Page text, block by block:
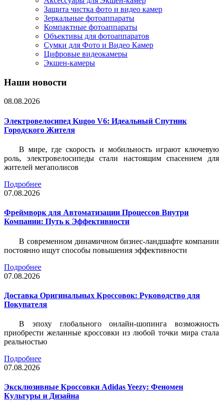
Защита чистка фото и видео камер
Зеркальные фотоаппараты
Компактные фотоаппараты
Объективы для фотоаппаратов
Сумки для Фото и Видео Камер
Цифровые видеокамеры
Экшен-камеры
Наши новости
08.08.2026
Электровелосипед Kugoo V6: Идеальный Спутник
Городского Жителя
В мире, где скорость и мобильность играют ключевую
роль, электровелосипеды стали настоящим спасением для
жителей мегаполисов
Подробнее
07.08.2026
Фреймворк для Автоматизации Процессов Внутри
Компании: Путь к Эффективности
В современном динамичном бизнес-ландшафте компании
постоянно ищут способы повышения эффективности
Подробнее
07.08.2026
Доставка Оригинальных Кроссовок: Руководство для
Покупателя
В эпоху глобального онлайн-шопинга возможность
приобрести желанные кроссовки из любой точки мира стала
реальностью
Подробнее
07.08.2026
Эксклюзивные Кроссовки Adidas Yeezy: Феномен
Культуры и Дизайна